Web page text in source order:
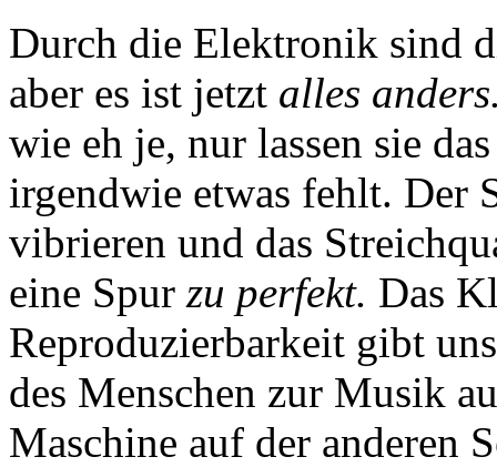
Durch die Elektronik sind
aber es ist jetzt alles
wie eh je, nur lassen sie
irgendwie etwas fehlt. Der
vibrieren und das
eine Spur zu perfekt. Das
Reproduzierbarkeit gibt
des Menschen zur Musik
Maschine auf der anderen